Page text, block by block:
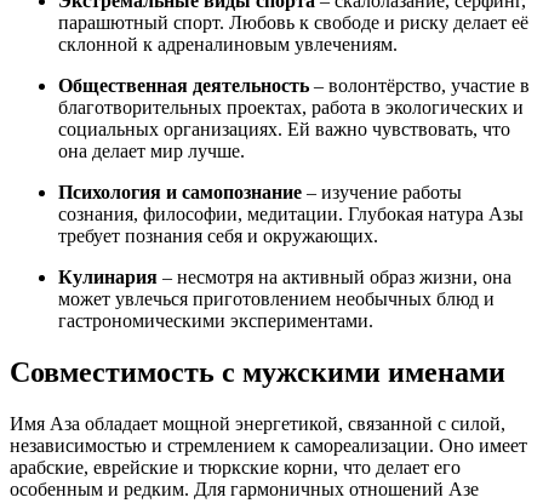
парашютный спорт. Любовь к свободе и риску делает её
склонной к адреналиновым увлечениям.
Общественная деятельность – волонтёрство, участие в
благотворительных проектах, работа в экологических и
социальных организациях. Ей важно чувствовать, что
она делает мир лучше.
Психология и самопознание – изучение работы
сознания, философии, медитации. Глубокая натура Азы
требует познания себя и окружающих.
Кулинария – несмотря на активный образ жизни, она
может увлечься приготовлением необычных блюд и
гастрономическими экспериментами.
Совместимость с мужскими именами
Имя Аза обладает мощной энергетикой, связанной с силой,
независимостью и стремлением к самореализации. Оно имеет
арабские, еврейские и тюркские корни, что делает его
особенным и редким. Для гармоничных отношений Азе